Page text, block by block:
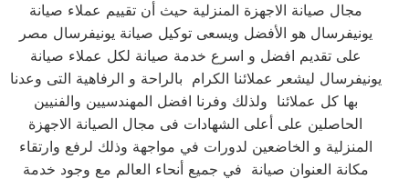
مجال صيانة الاجهزة المنزلية حيث أن تقييم عملاء صيانة
يونيفرسال هو الأفضل ويسعى توكيل صيانة يونيفرسال مصر
على تقديم افضل و اسرع خدمة صيانة لكل عملاء صيانة
يونيفرسال ليشعر عملائنا الكرام بالراحة و الرفاهية التى وعدنا
بها كل عملائنا ولذلك وفرنا افضل المهندسيين والفنيين
الحاصلين على أعلى الشهادات فى مجال الصيانة الاجهزة
المنزلية و الخاضعين لدورات في مواجهة وذلك لرفع وارتقاء
مكانة العنوان صيانة في جميع أنحاء العالم مع وجود خدمة